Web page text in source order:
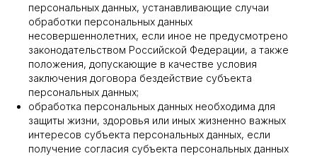
персональных данных, устанавливающие случаи
обработки персональных данных
несовершеннолетних, если иное не предусмотрено
законодательством Российской Федерации, а также
положения, допускающие в качестве условия
заключения договора бездействие субъекта
персональных данных;
обработка персональных данных необходима для
защиты жизни, здоровья или иных жизненно важных
интересов субъекта персональных данных, если
получение согласия субъекта персональных данных